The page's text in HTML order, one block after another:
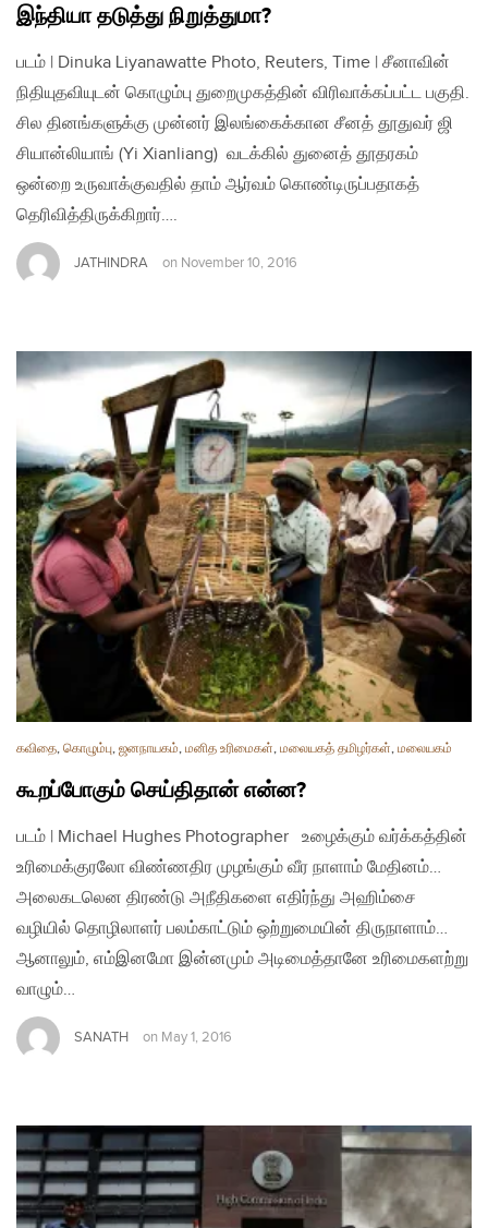
இந்தியா தடுத்து நிறுத்துமா?
படம் | Dinuka Liyanawatte Photo, Reuters, Time | சீனாவின்
நிதியுதவியுடன் கொழும்பு துறைமுகத்தின் விரிவாக்கப்பட்ட பகுதி.
சில தினங்களுக்கு முன்னர் இலங்கைக்கான சீனத் தூதுவர் ஜி
சியான்லியாங் (Yi Xianliang) வடக்கில் துனைத் தூதரகம்
ஒன்றை உருவாக்குவதில் தாம் ஆர்வம் கொண்டிருப்பதாகத்
தெரிவித்திருக்கிறார்….
JATHINDRA on November 10, 2016
கவிதை, கொழும்பு, ஜனநாயகம், மனித உரிமைகள், மலையகத் தமிழர்கள், மலையகம்
கூறப்போகும் செய்திதான் என்ன?
படம் | Michael Hughes Photographer உழைக்கும் வர்க்கத்தின்
உரிமைக்குரலோ விண்ணதிர முழங்கும் வீர நாளாம் மேதினம்…
அலைகடலென திரண்டு அநீதிகளை எதிர்ந்து அஹிம்சை
வழியில் தொழிலாளர் பலம்காட்டும் ஒற்றுமையின் திருநாளாம்…
ஆனாலும், எம்இனமோ இன்னமும் அடிமைத்தானே உரிமைகளற்று
வாழும்…
SANATH on May 1, 2016